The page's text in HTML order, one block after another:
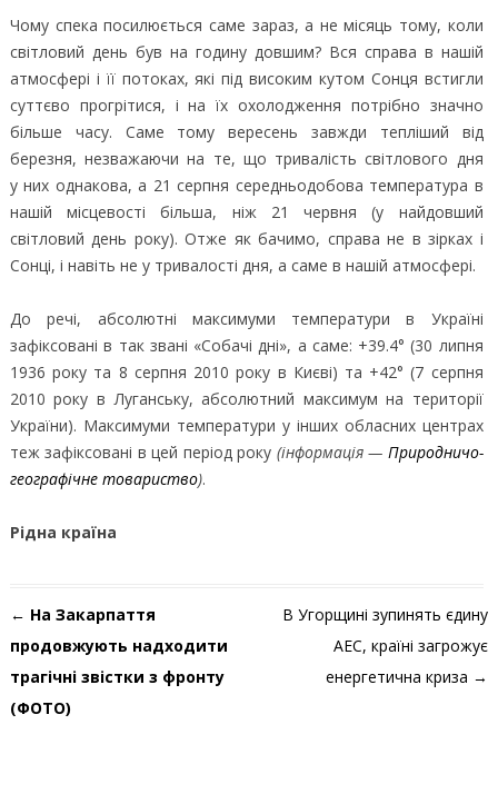
Чому спека посилюється саме зараз, а не місяць тому, коли
світловий день був на годину довшим? Вся справа в нашій
атмосфері і її потоках, які під високим кутом Сонця встигли
суттєво прогрітися, і на їх охолодження потрібно значно
більше часу. Саме тому вересень завжди тепліший від
березня, незважаючи на те, що тривалість світлового дня
у них однакова, а 21 серпня середньодобова температура в
нашій місцевості більша, ніж 21 червня (у найдовший
світловий день року). Отже як бачимо, справа не в зірках і
Сонці, і навіть не у тривалості дня, а саме в нашій атмосфері.
До речі, абсолютні максимуми температури в Україні
зафіксовані в так звані «Собачі дні», а саме: +39.4° (30 липня
1936 року та 8 серпня 2010 року в Києві) та +42° (7 серпня
2010 року в Луганську, абсолютний максимум на території
України). Максимуми температури у інших обласних центрах
теж зафіксовані в цей період року (інформація — Природничо-
географічне товариство).
Рідна країна
Навігація по запису
← На Закарпаття
продовжують надходити
трагічні звістки з фронту
(ФОТО)
В Угорщині зупинять єдину
АЕС, країні загрожує
енергетична криза →